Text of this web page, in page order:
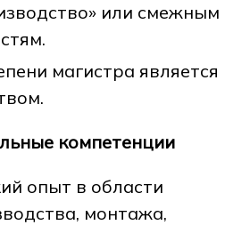
или смежным
магистра является
компетенции
опыт в области
монтажа,